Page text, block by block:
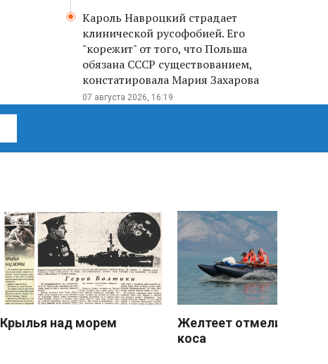
Кароль Навроцкий страдает
клинической русофобией. Его
"корежит" от того, что Польша
обязана СССР существованием,
констатировала Мария Захарова
07 августа 2026, 16:19
Крылья над морем
Желтеет отмели
коса